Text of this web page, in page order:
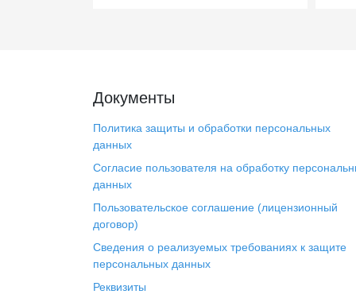
Документы
Политика защиты и обработки персональных
данных
Согласие пользователя на обработку
данных
Пользовательское соглашение (лицензионный
договор)
Сведения о реализуемых требованиях к защите
персональных данных
Реквизиты